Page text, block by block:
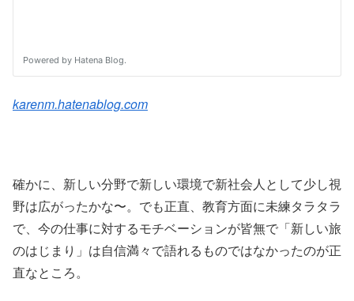
karenm.hatenablog.com
確かに、新しい分野で新しい環境で新社会人として少し視
野は広がったかな〜。でも正直、教育方面に未練タラタラ
で、今の仕事に対するモチベーションが皆無で「新しい旅
のはじまり」は自信満々で語れるものではなかったのが正
直なところ。